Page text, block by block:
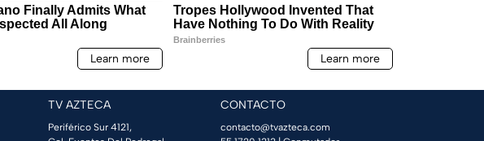
TV AZTECA
Periférico Sur 4121,
CONTACTO
contacto@tvazteca.com